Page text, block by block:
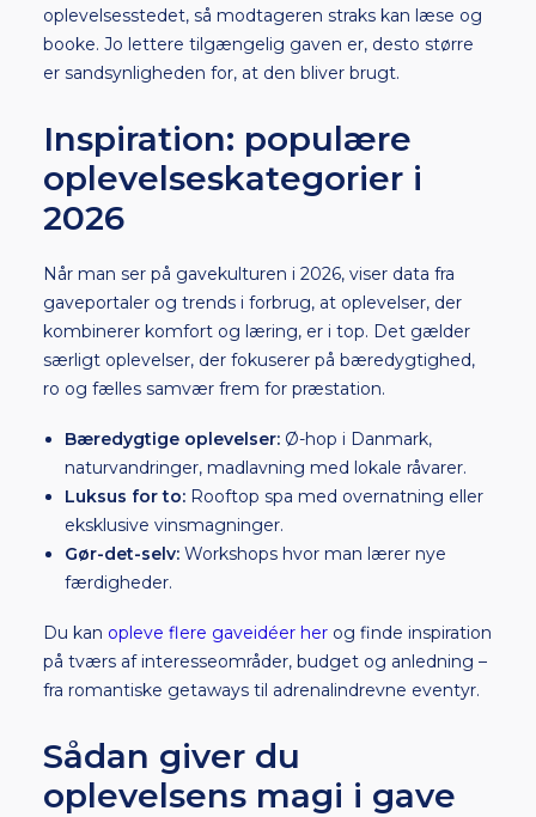
oplevelsesstedet, så modtageren straks kan læse og
booke. Jo lettere tilgængelig gaven er, desto større
er sandsynligheden for, at den bliver brugt.
Inspiration: populære
oplevelseskategorier i
2026
Når man ser på gavekulturen i 2026, viser data fra
gaveportaler og trends i forbrug, at oplevelser, der
kombinerer komfort og læring, er i top. Det gælder
særligt oplevelser, der fokuserer på bæredygtighed,
ro og fælles samvær frem for præstation.
Bæredygtige oplevelser: Ø-hop i Danmark,
naturvandringer, madlavning med lokale råvarer.
Luksus for to: Rooftop spa med overnatning eller
eksklusive vinsmagninger.
Gør-det-selv: Workshops hvor man lærer nye
færdigheder.
Du kan opleve flere gaveidéer her og finde inspiration
på tværs af interesseområder, budget og anledning –
fra romantiske getaways til adrenalindrevne eventyr.
Sådan giver du
oplevelsens magi i gave